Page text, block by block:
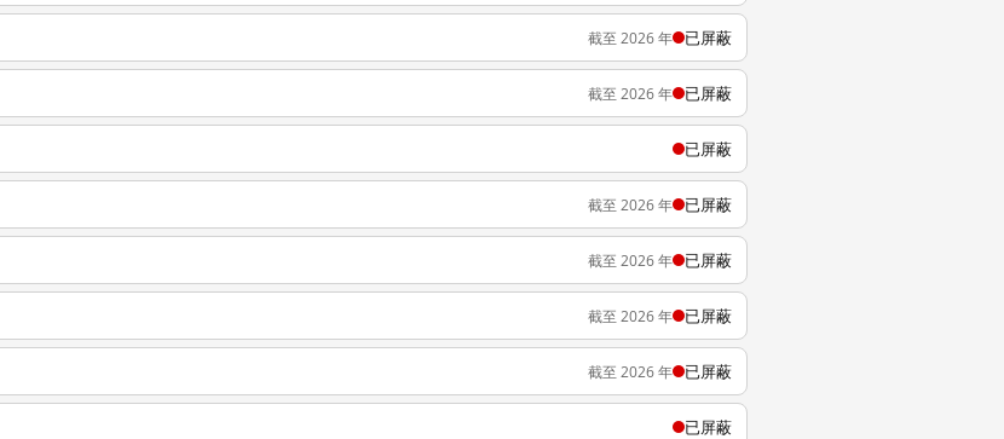
截至 2026 年 已屏蔽
截至 2026 年 已屏蔽
已屏蔽
截至 2026 年 已屏蔽
截至 2026 年 已屏蔽
截至 2026 年 已屏蔽
截至 2026 年 已屏蔽
已屏蔽